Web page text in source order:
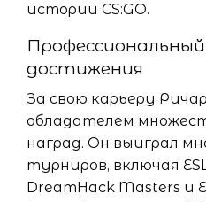
истории CS:GO.
достижения
За свою карьеру
обладателем
наград. Он выиграл
турниров, включая
DreamHack Masters и